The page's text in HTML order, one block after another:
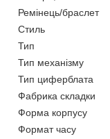
Ремінець/браслет
Стиль
Тип
Тип механізму
Тип циферблата
Фабрика складки
Форма корпусу
Формат часу